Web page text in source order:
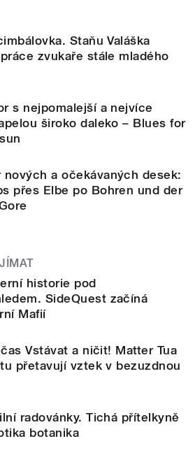
Staňu Valáška
zvukaře stále mladého
s nejpomalejší a nejvíce
široko daleko – Blues for
nových a očekávaných desek:
přes Elbe po Bohren und der
historie pod
SideQuest začíná
Mafií
Vstávat a ničit! Matter Tua
přetavují vztek v bezuzdnou
radovánky. Tichá přítelkyně
botanika